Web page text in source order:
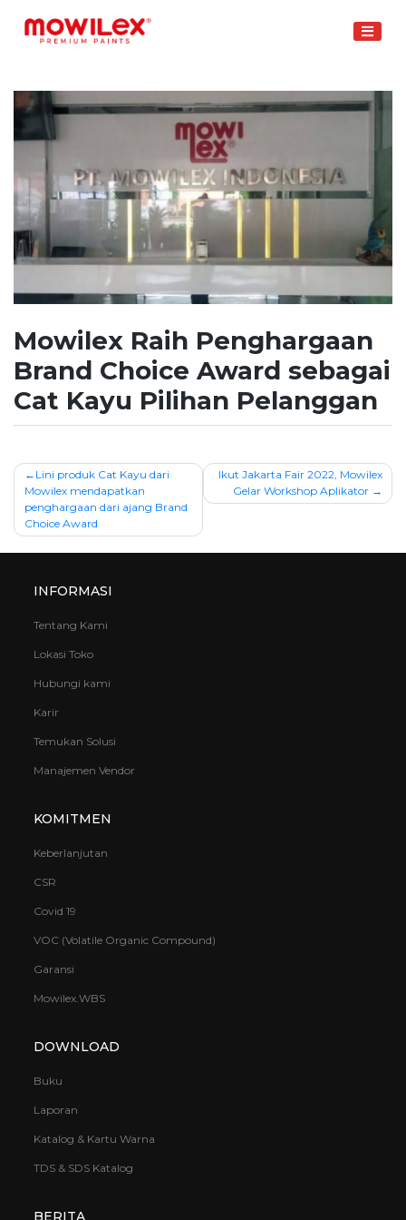
content
Mowilex Raih Penghargaan
Brand Choice Award sebagai
Cat Kayu Pilihan Pelanggan
Navigasi
pos
Lini produk Cat Kayu dari
Mowilex mendapatkan
penghargaan dari ajang Brand
Choice Award
Ikut Jakarta Fair 2022, Mowilex
Gelar Workshop Aplikator
INFORMASI
Tentang Kami
Lokasi Toko
Hubungi kami
Karir
Temukan Solusi
Manajemen Vendor
KOMITMEN
Keberlanjutan
CSR
Covid 19
VOC (Volatile Organic Compound)
Garansi
Mowilex.WBS
DOWNLOAD
Buku
Laporan
Katalog & Kartu Warna
TDS & SDS Katalog